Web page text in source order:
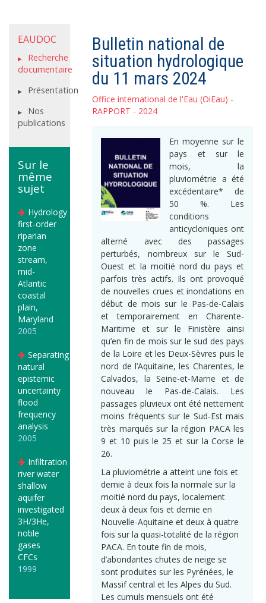
EAUDOC
Recherche
documentaire
Présentation
Nos
publications
Sur le
même
sujet
Hydrology
first-order
riparian
zone
stream,
mid-
Atlantic
coastal
plain,
Maryland
2005
Separating
natural
epistemic
uncertainty
flood
frequency
analysis
2005
Infiltration
river water
shallow
aquifer
investigated
3H/3He,
noble
gases
CFCs
1999
Bulletin national de
situation hydrologique
du 11 mars 2024
Office international de l'Eau (OiEau) -
RAPPORT - 2024
En moyenne sur le
pays et sur le
mois, la
pluviométrie a été
excédentaire* de
50 %. Les
conditions
anticycloniques ont
alterné avec des passages
perturbés, nombreux sur le Sud-
Ouest et la moitié nord du pays et
parfois très actifs. Ils ont provoqué
de nouvelles crues et inondations en
début de mois sur le Pas-de-Calais
et temporairement en Charente-
Maritime et sur le Finistère ainsi
qu’en fin de mois sur le sud des pays
de la Loire et les Deux-Sèvres puis le
nord de l’Aquitaine, les Charentes, le
Calvados, la Seine-et-Marne et de
nouveau le Pas-de-Calais. Les
passages pluvieux ont été nettement
moins fréquents sur le Sud-Est mais
très marqués sur la région PACA les
9 et 10 puis le 25 et sur la Corse le
26.
La pluviométrie a atteint une fois et
demie à deux fois la normale sur la
moitié nord du pays, localement
deux à deux fois et demie en
Nouvelle-Aquitaine et deux à quatre
fois sur la quasi-totalité de la région
PACA. En toute fin de mois,
d’abondantes chutes de neige se
sont produites sur les Pyrénées, le
Massif central et les Alpes du Sud.
Les cumuls mensuels ont été